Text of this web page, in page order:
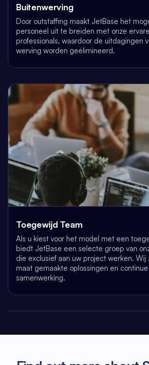
Buitenwerving
Door outstaffing maakt JetBase het
personeel uit te breiden met onze
professionals, waardoor de uitdagingen
werving worden geëlimineerd.
Toegewijd Team
Als u kiest voor het model met een
biedt JetBase een selecte groep van
die exclusief aan uw project werken. Wij
maat gemaakte oplossingen en continue
samenwerking.